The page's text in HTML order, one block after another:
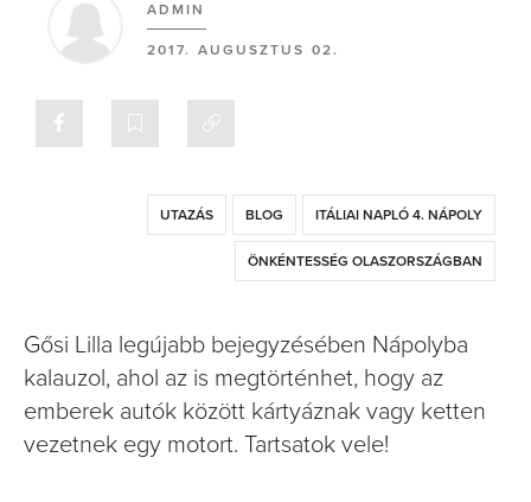
ADMIN
2017. AUGUSZTUS 02.
UTAZÁS BLOG ITÁLIAI NAPLÓ 4. NÁPOLY
ÖNKÉNTESSÉG OLASZORSZÁGBAN
Gősi Lilla legújabb bejegyzésében Nápolyba
kalauzol, ahol az is megtörténhet, hogy az
emberek autók között kártyáznak vagy ketten
vezetnek egy motort. Tartsatok vele!